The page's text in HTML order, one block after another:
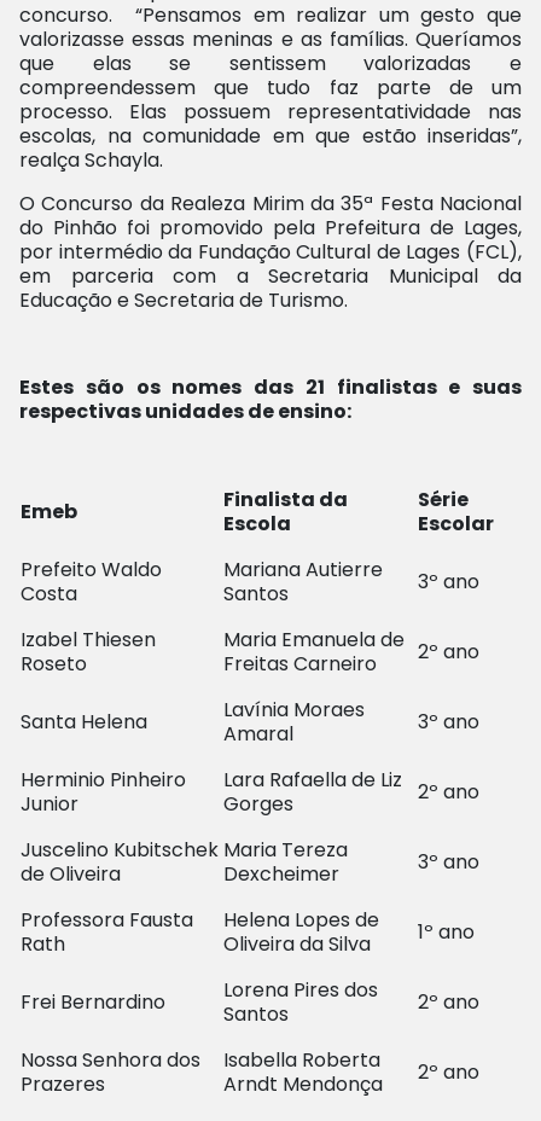
concurso. “Pensamos em realizar um gesto que
valorizasse essas meninas e as famílias. Queríamos
que elas se sentissem valorizadas e
compreendessem que tudo faz parte de um
processo. Elas possuem representatividade nas
escolas, na comunidade em que estão inseridas”,
realça Schayla.
O Concurso da Realeza Mirim da 35ª Festa Nacional
do Pinhão foi promovido pela Prefeitura de Lages,
por intermédio da Fundação Cultural de Lages (FCL),
em parceria com a Secretaria Municipal da
Educação e Secretaria de Turismo.
Estes são os nomes das 21 finalistas e suas
respectivas unidades de ensino:
Emeb
Finalista da
Escola
Série
Escolar
Prefeito Waldo
Costa
Mariana Autierre
Santos
3º ano
Izabel Thiesen
Roseto
Maria Emanuela de
Freitas Carneiro
2º ano
Santa Helena
Lavínia Moraes
Amaral
3º ano
Herminio Pinheiro
Junior
Lara Rafaella de Liz
Gorges
2º ano
Juscelino Kubitschek
de Oliveira
Maria Tereza
Dexcheimer
3º ano
Professora Fausta
Rath
Helena Lopes de
Oliveira da Silva
1º ano
Frei Bernardino
Lorena Pires dos
Santos
2º ano
Nossa Senhora dos
Prazeres
Isabella Roberta
Arndt Mendonça
2º ano